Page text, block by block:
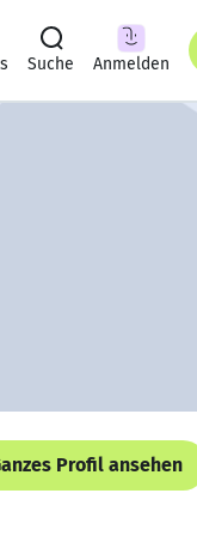
Suche Anmelden
Profil ansehen